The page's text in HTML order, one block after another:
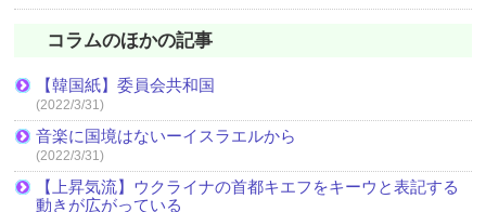
コラムのほかの記事
【韓国紙】委員会共和国
(2022/3/31)
音楽に国境はないーイスラエルから
(2022/3/31)
【上昇気流】ウクライナの首都キエフをキーウと表記する
動きが広がっている